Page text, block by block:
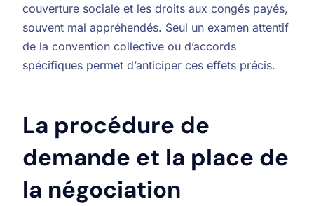
couverture sociale et les droits aux congés payés,
souvent mal appréhendés. Seul un examen attentif
de la convention collective ou d’accords
spécifiques permet d’anticiper ces effets précis.
La procédure de
demande et la place de
la négociation